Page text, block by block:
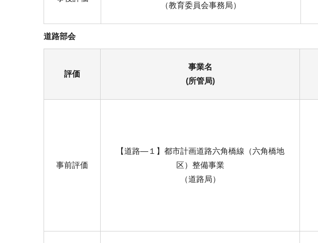
（教育委員会事務局）
道路部会
評価
事業名
(所管局)
事前評価
【道路―１】都市計画道路六角橋線（六角橋地
区）整備事業
（道路局）